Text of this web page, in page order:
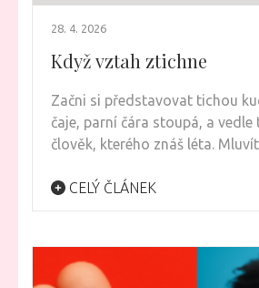
28. 4. 2026
Když vztah ztichne
Začni si představovat tichou
čaje, parní čára stoupá, a vedle
člověk, kterého znáš léta.
CELÝ ČLÁNEK